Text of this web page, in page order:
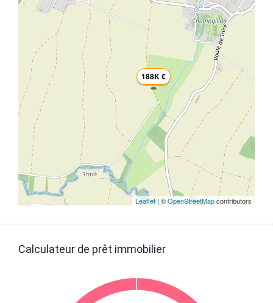
188K €
Leaflet| ©OpenStreetMapcontributors
Calculateur de prêt immobilier